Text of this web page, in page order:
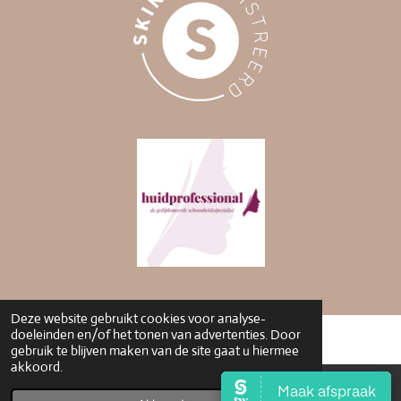
Deze website gebruikt cookies voor analyse-
doeleinden en/of het tonen van advertenties. Door
gebruik te blijven maken van de site gaat u hiermee
akkoord.